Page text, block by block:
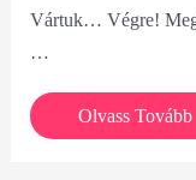
Vártuk… Végre!
…
Újdonság
Olvass Tovább